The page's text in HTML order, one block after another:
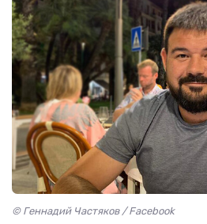
© Геннадий Частяков / Facebook